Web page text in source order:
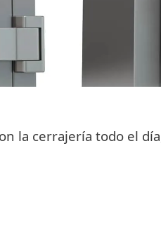
la cerrajería todo el